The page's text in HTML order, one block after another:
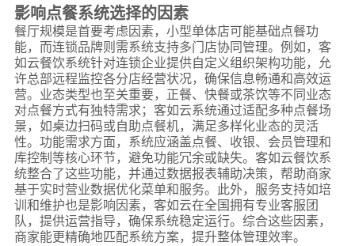
影响点餐系统选择的因素
餐厅规模是首要考虑因素，小型单体店可能基础点餐功
能，而连锁品牌则需系统支持多门店协同管理。例如，客
如云餐饮系统针对连锁企业提供自定义组织架构功能，允
许总部远程监控各分店经营状况，确保信息畅通和高效运
营。业态类型也至关重要，正餐、快餐或茶饮等不同业态
对点餐方式有独特需求；客如云系统通过适配多种点餐场
景，如桌边扫码或自助点餐机，满足多样化业态的灵活
性。功能需求方面，系统应涵盖点餐、收银、会员管理和
库控制等核心环节，避免功能冗余或缺失。客如云餐饮系
统整合了这些功能，并通过数据报表辅助决策，帮助商家
基于实时营业数据优化菜单和服务。此外，服务支持如培
训和维护也是影响因素，客如云在全国拥有专业客服团
队，提供运营指导，确保系统稳定运行。综合这些因素，
商家能更精确地匹配系统方案，提升整体管理效率。